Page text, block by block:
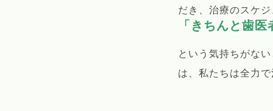
だき、治療のスケ
「きちんと歯
という気持ちがな
は、私たちは全力